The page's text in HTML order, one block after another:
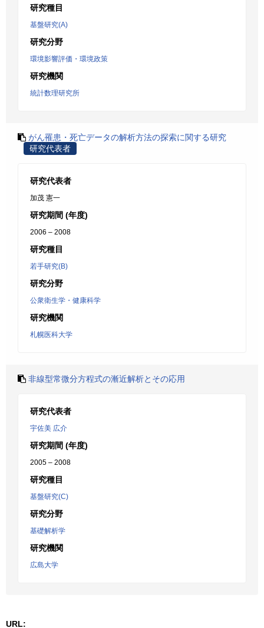
研究種目
基盤研究(A)
研究分野
環境影響評価・環境政策
研究機関
統計数理研究所
がん罹患・死亡データの解析方法の探索に関する研究
研究代表者
研究代表者
加茂 憲一
研究期間 (年度)
2006 – 2008
研究種目
若手研究(B)
研究分野
公衆衛生学・健康科学
研究機関
札幌医科大学
非線型常微分方程式の漸近解析とその応用
研究代表者
宇佐美 広介
研究期間 (年度)
2005 – 2008
研究種目
基盤研究(C)
研究分野
基礎解析学
研究機関
広島大学
URL: